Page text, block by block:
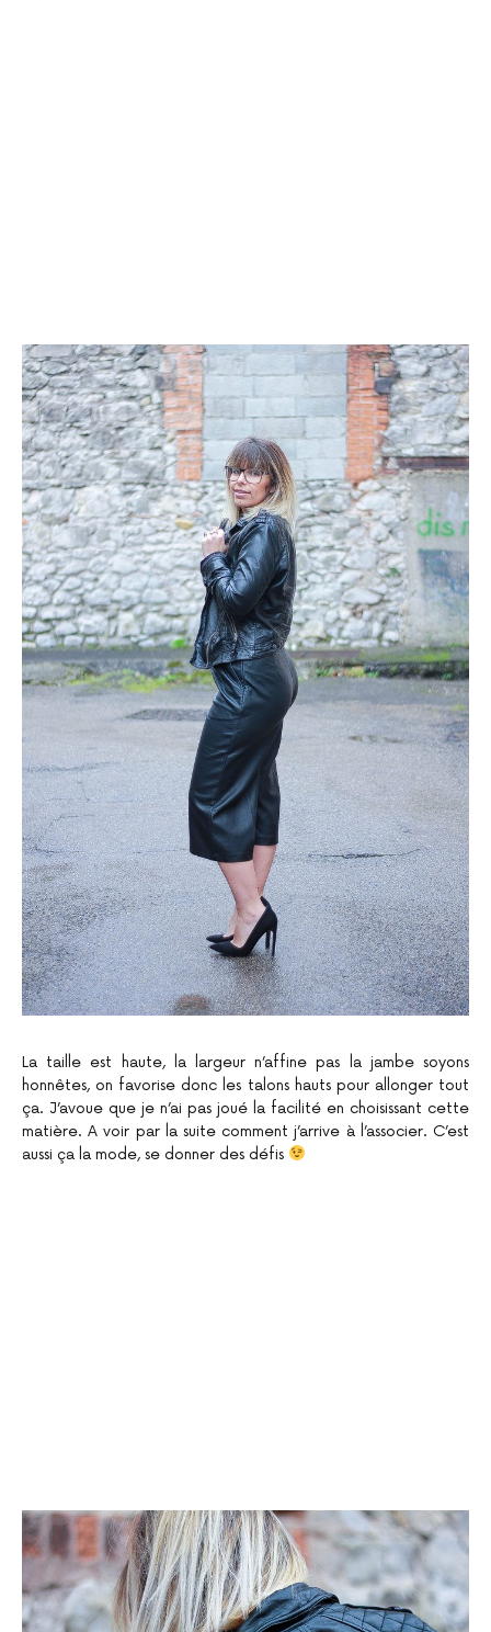
La taille est haute, la largeur n’affine pas la jambe soyons
honnêtes, on favorise donc les talons hauts pour allonger tout
ça. J’avoue que je n’ai pas joué la facilité en choisissant cette
matière. A voir par la suite comment j’arrive à l’associer. C’est
aussi ça la mode, se donner des défis